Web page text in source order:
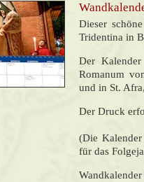
Dieser
Tridentina in
Der
Romanum
und in St.
Der Druck
(Die
für das